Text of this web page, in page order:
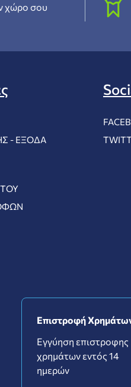
χώρο σου
- ΈΞΟΔΑ
Επιστροφή
Εγγύηση επιστροφης
χρημάτων εντός 14
ημερών